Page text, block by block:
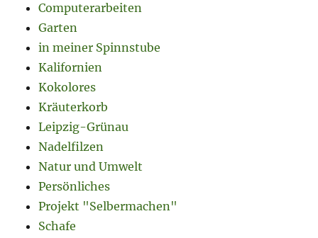
Computerarbeiten
Garten
in meiner Spinnstube
Kalifornien
Kokolores
Kräuterkorb
Leipzig-Grünau
Nadelfilzen
Natur und Umwelt
Persönliches
Projekt "Selbermachen"
Schafe